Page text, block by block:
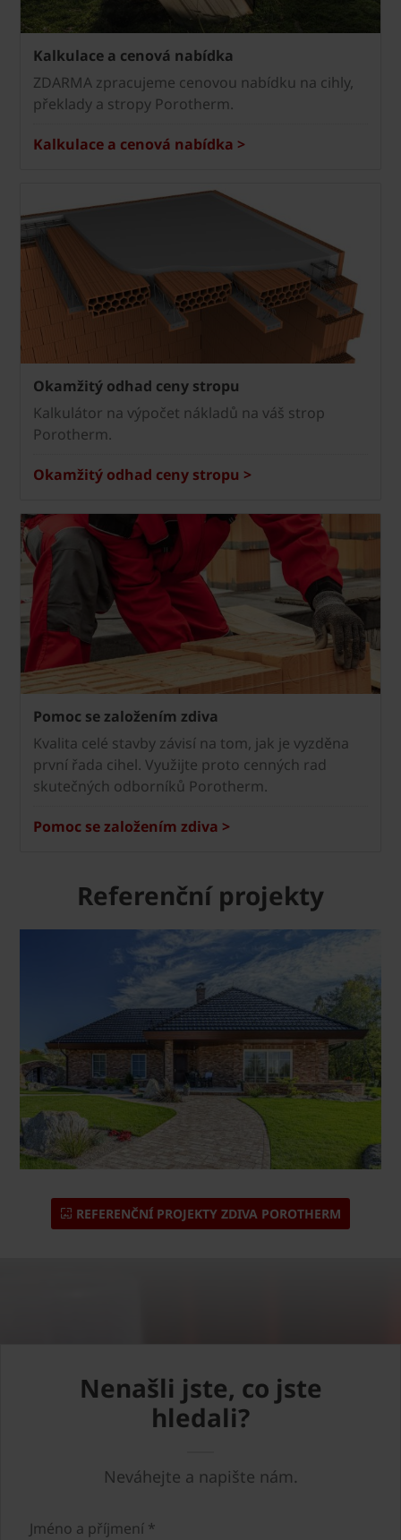
Kalkulace a cenová nabídka
ZDARMA zpracujeme cenovou nabídku na cihly,
překlady a stropy Porotherm.
Kalkulace a cenová nabídka >
Okamžitý odhad ceny stropu
Kalkulátor na výpočet nákladů na váš strop
Porotherm.
Okamžitý odhad ceny stropu >
Pomoc se založením zdiva
Kvalita celé stavby závisí na tom, jak je vyzděna
první řada cihel. Využijte proto cenných rad
skutečných odborníků Porotherm.
Pomoc se založením zdiva >
Referenční projekty
REFERENČNÍ PROJEKTY ZDIVA POROTHERM
Nenašli jste, co jste
hledali?
Neváhejte a napište nám.
Jméno a příjmení *